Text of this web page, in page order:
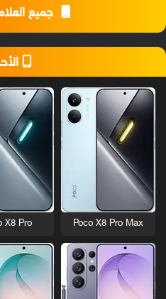
جميع
Poco X8 Pro Max
X8 Pro